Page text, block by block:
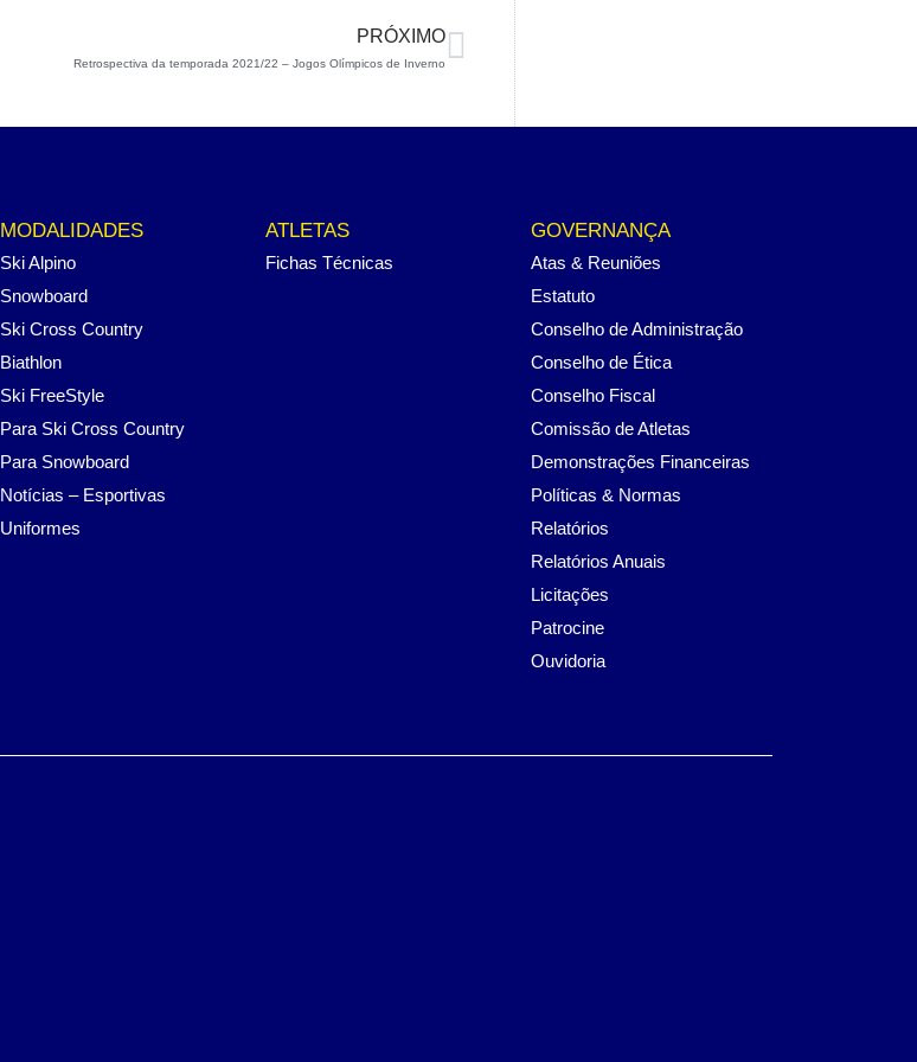
PRÓXIMO
Retrospectiva da temporada 2021/22 – Jogos Olímpicos de Inverno
MODALIDADES
Ski Alpino
Snowboard
Ski Cross Country
Biathlon
Ski FreeStyle
Para Ski Cross Country
Para Snowboard
Notícias – Esportivas
Uniformes
ATLETAS
Fichas Técnicas
GOVERNANÇA
Atas & Reuniões
Estatuto
Conselho de Administração
Conselho de Ética
Conselho Fiscal
Comissão de Atletas
Demonstrações Financeiras
Políticas & Normas
Relatórios
Relatórios Anuais
Licitações
Patrocine
Ouvidoria